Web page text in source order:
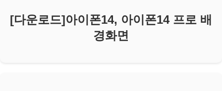
[다운로드]아이폰14, 아이폰14 프로 배
경화면